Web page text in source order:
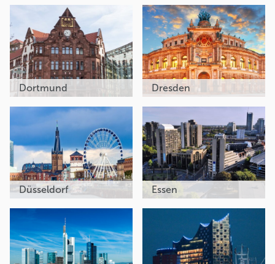
Dortmund Dresden
Düsseldorf Essen